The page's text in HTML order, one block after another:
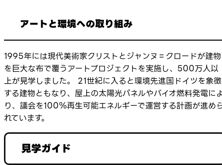
アートと環境への取り組み
1995年には現代美術家クリストとジャンヌ＝クロードが建物
を巨大な布で覆うアートプロジェクトを実施し、500万人以
上が見学しました。 21世紀に入ると環境先進国ドイツを象徴
する建物ともなり、屋上の太陽光パネルやバイオ燃料発電に
り、議会を100％再生可能エネルギーで運営する計画が進め
れています。
見学ガイド